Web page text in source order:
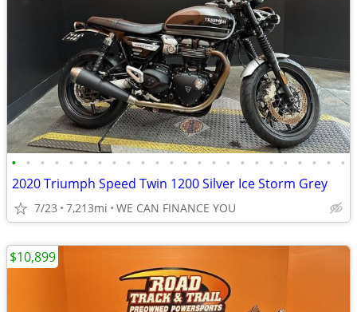
• • • • • • • • • • • • • • • • • • • • • • • •
2020 Triumph Speed Twin 1200 Silver Ice Storm Grey
7/23 7,213mi WE CAN FINANCE YOU
$10,899